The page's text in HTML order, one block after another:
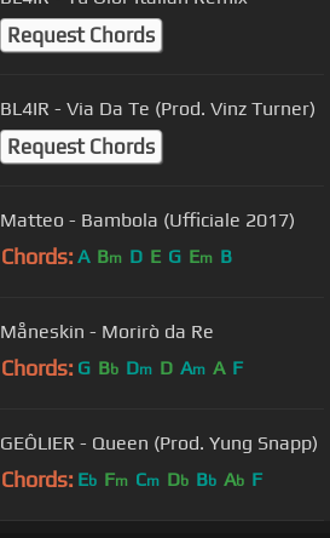
Request Chords
BL4IR - Via Da Te (Prod. Vinz Turner)
Request Chords
Matteo - Bambola (Ufficiale 2017)
Chords: A Bm D E G Em B
Måneskin - Morirò da Re
Chords: G Bb Dm D Am A F
GEÔLIER - Queen (Prod. Yung Snapp)
Chords: Eb Fm Cm Db Bb Ab F